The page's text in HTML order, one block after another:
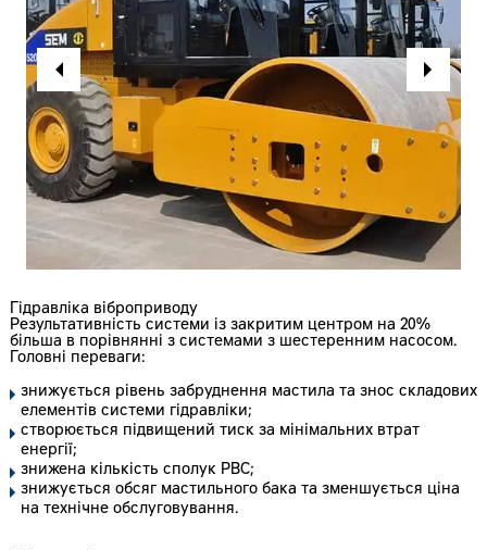
Гідравліка віброприводу
Результативність системи із закритим центром на 20%
більша в порівнянні з системами з шестеренним насосом.
Головні переваги:
знижується рівень забруднення мастила та знос складових
елементів системи гідравліки;
створюється підвищений тиск за мінімальних втрат
енергії;
знижена кількість сполук РВС;
знижується обсяг мастильного бака та зменшується ціна
на технічне обслуговування.